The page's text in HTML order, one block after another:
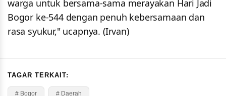
warga untuk bersama-sama merayakan Hari Jadi
Bogor ke-544 dengan penuh kebersamaan dan
rasa syukur," ucapnya. (Irvan)
TAGAR TERKAIT:
# Bogor # Daerah